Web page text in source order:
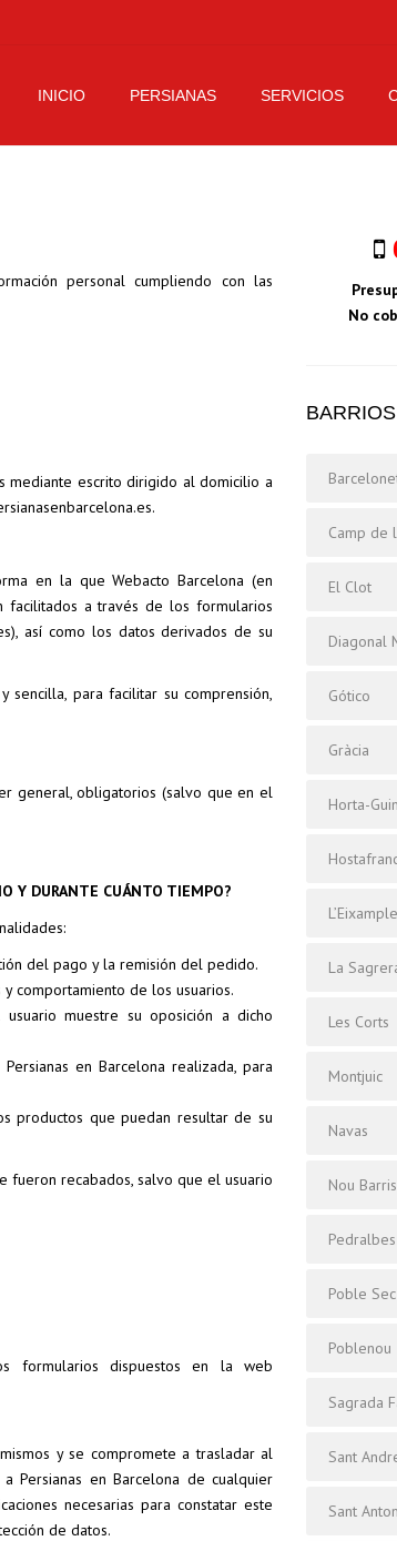
INICIO PERSIANAS SERVICIOS
Reparación Persianas
personal cumpliendo con las
mediante escrito dirigido al domicilio a
en la que Webacto Barcelona (en
facilitados a través de los formularios
así como los datos derivados de su
para facilitar su comprensión,
general, obligatorios (salvo que en el
Y DURANTE CUÁNTO TIEMPO?
del pago y la remisión del pedido.
comportamiento de los usuarios.
muestre su oposición a dicho
en Barcelona realizada, para
productos que puedan resultar de su
fueron recabados, salvo que el usuario
formularios dispuestos en la web
y se compromete a trasladar al
Persianas en Barcelona de cualquier
necesarias para constatar este
de datos.
No
BARRIOS
Camp de
El Clot
Diagonal
Gótico
Gràcia
Horta-
L’Eixample
La
Les Corts
Montjuic
Navas
Nou Barris
Pedralbes
Poble Sec
Poblenou
Sagrada
Sant
Sant